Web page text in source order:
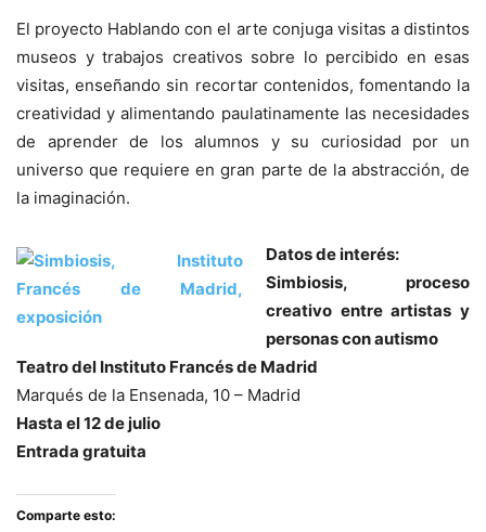
El proyecto Hablando con el arte conjuga visitas a distintos
museos y trabajos creativos sobre lo percibido en esas
visitas, enseñando sin recortar contenidos, fomentando la
creatividad y alimentando paulatinamente las necesidades
de aprender de los alumnos y su curiosidad por un
universo que requiere en gran parte de la abstracción, de
la imaginación.
Datos de interés:
Simbiosis, proceso
creativo entre artistas y
personas con autismo
Teatro del Instituto Francés de Madrid
Marqués de la Ensenada, 10 – Madrid
Hasta el 12 de julio
Entrada gratuita
Comparte esto: